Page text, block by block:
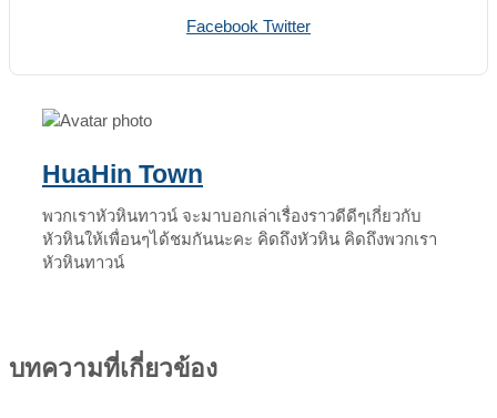
Facebook TwitterPrint
Share
Email
HuaHin Town
พวกเราหัวหินทาวน์ จะมาบอกเล่าเรื่องราวดีดีๆเกี่ยวกับ
หัวหินให้เพื่อนๆได้ชมกันนะคะ คิดถึงหัวหิน คิดถึงพวกเรา
หัวหินทาวน์
บทความที่เกี่ยวข้อง